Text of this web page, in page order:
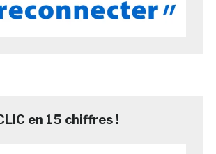
en 15 chiffres !